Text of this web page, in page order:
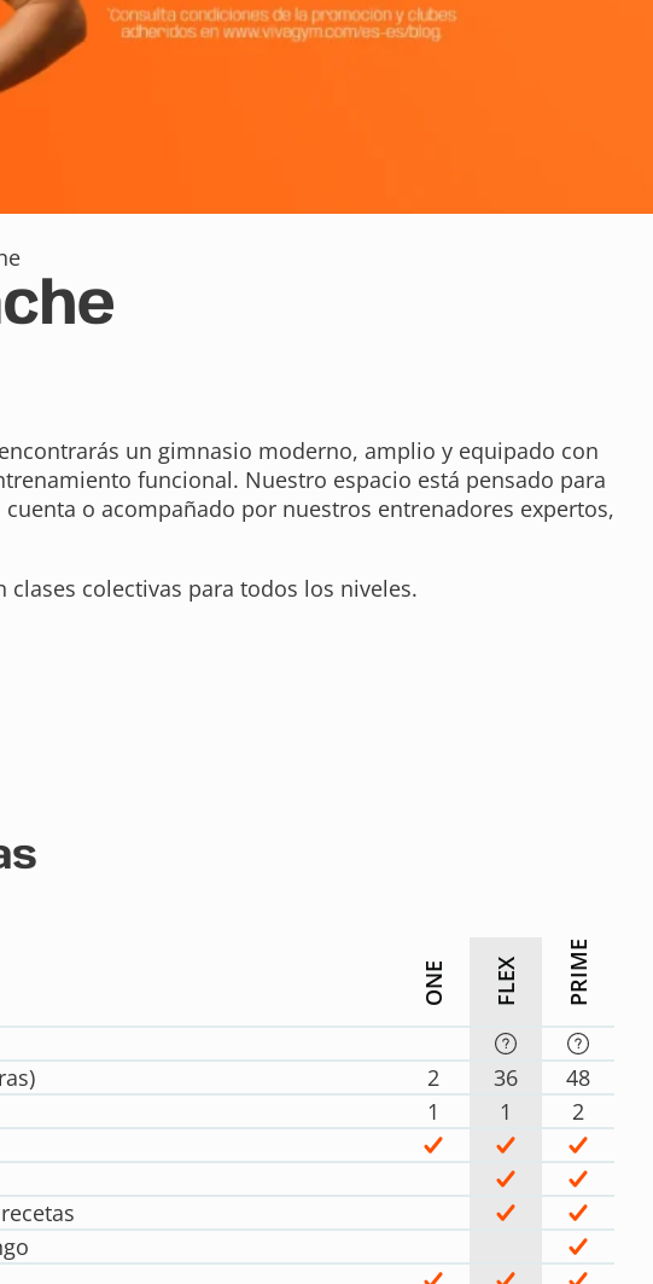
un gimnasio moderno, amplio y equipado con
funcional. Nuestro espacio está pensado para
o acompañado por nuestros entrenadores expertos,
clases colectivas para todos los niveles.
ONE FLEX PRIME
2 36
48
1 1
2